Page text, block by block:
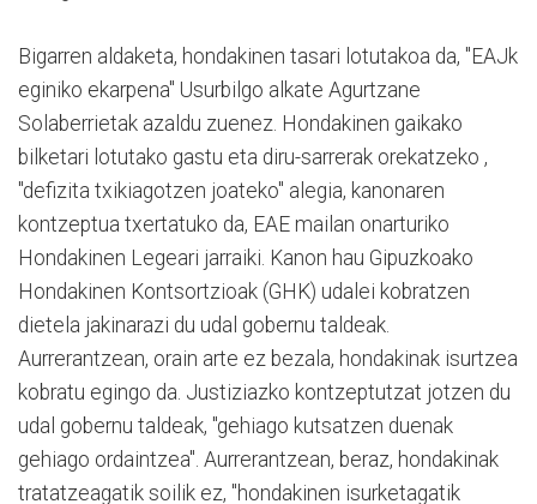
Bigarren aldaketa, hondakinen tasari lotutakoa da, "EAJk
eginiko ekarpena" Usurbilgo alkate Agurtzane
Solaberrietak azaldu zuenez. Hondakinen gaikako
bilketari lotutako gastu eta diru-sarrerak orekatzeko ,
"defizita txikiagotzen joateko" alegia, kanonaren
kontzeptua txertatuko da, EAE mailan onarturiko
Hondakinen Legeari jarraiki. Kanon hau Gipuzkoako
Hondakinen Kontsortzioak (GHK) udalei kobratzen
dietela jakinarazi du udal gobernu taldeak.
Aurrerantzean, orain arte ez bezala, hondakinak isurtzea
kobratu egingo da. Justiziazko kontzeptutzat jotzen du
udal gobernu taldeak, "gehiago kutsatzen duenak
gehiago ordaintzea". Aurrerantzean, beraz, hondakinak
tratatzeagatik soilik ez, "hondakinen isurketagatik